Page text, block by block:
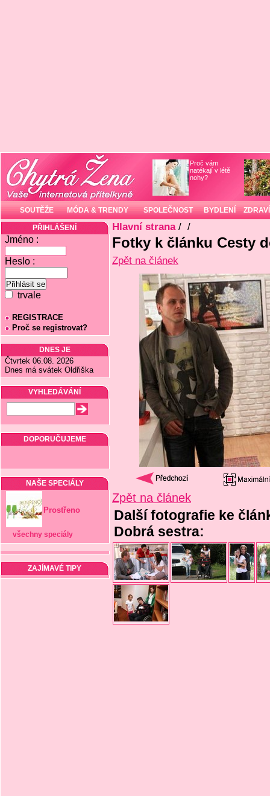
Proč vám
natékají v létě
nohy?
SOUTĚŽE MÓDA & TRENDY SPOLEČNOST BYDLENÍ ZDRAVÍ
PŘIHLÁŠENÍ
Jméno :
Heslo :
trvale
REGISTRACE
Proč se registrovat?
DNES JE
Čtvrtek 06.08. 2026
Dnes má svátek Oldřiška
VYHLEDÁVÁNÍ
DOPORUČUJEME
NAŠE SPECIÁLY
Prostřeno
všechny speciály
ZAJÍMAVÉ TIPY
Hlavní strana/ /
Fotky k článku Cesty
Zpět na článek
Zpět na článek
Další fotografie ke
Dobrá sestra: